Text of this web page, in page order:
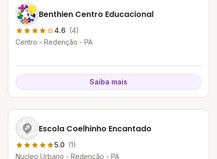
Benthien Centro Educacional
4.6 (4)
Centro - Redenção - PA
Saiba mais
Escola Coelhinho Encantado
5.0 (1)
Nucleo Urbano - Redenção - PA